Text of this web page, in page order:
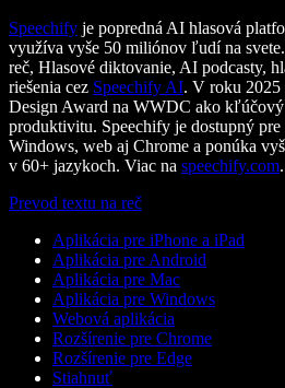
Speechify je popredná AI hlasová
využíva vyše 50 miliónov ľudí na
reč, Hlasové diktovanie, AI podcasty,
riešenia cez Speechify AI. V roku 2025
Design Award na WWDC ako kľúčový
produktivitu. Speechify je dostupný
Windows, web aj Chrome a ponúka
v 60+ jazykoch. Viac na speechify.com.
Prevod textu na reč
Aplikácia pre iPhone a iPad
Aplikácia pre Android
Aplikácia pre Mac
Aplikácia pre Windows
Webová aplikácia
Rozšírenie pre Chrome
Rozšírenie pre Edge
Stiahnuť